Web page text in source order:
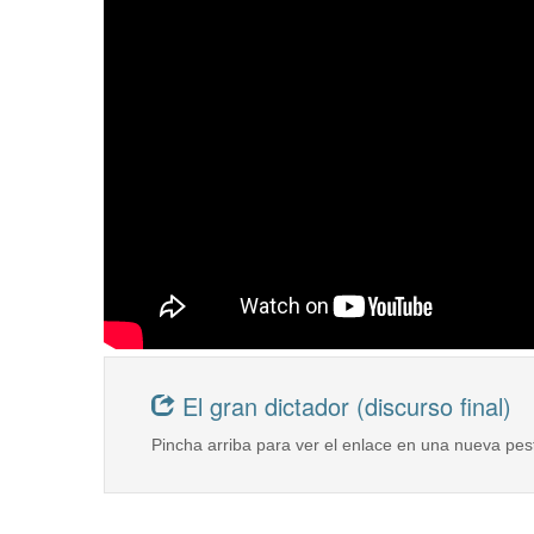
El gran dictador (discurso final)
Pincha arriba para ver el enlace en una nueva